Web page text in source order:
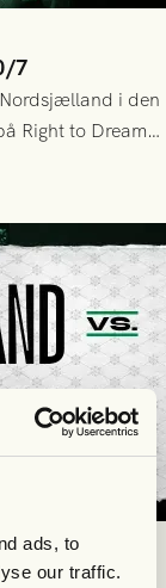
ads, to
our traffic.
7
i den
Right to Dream
ut följande
30/7